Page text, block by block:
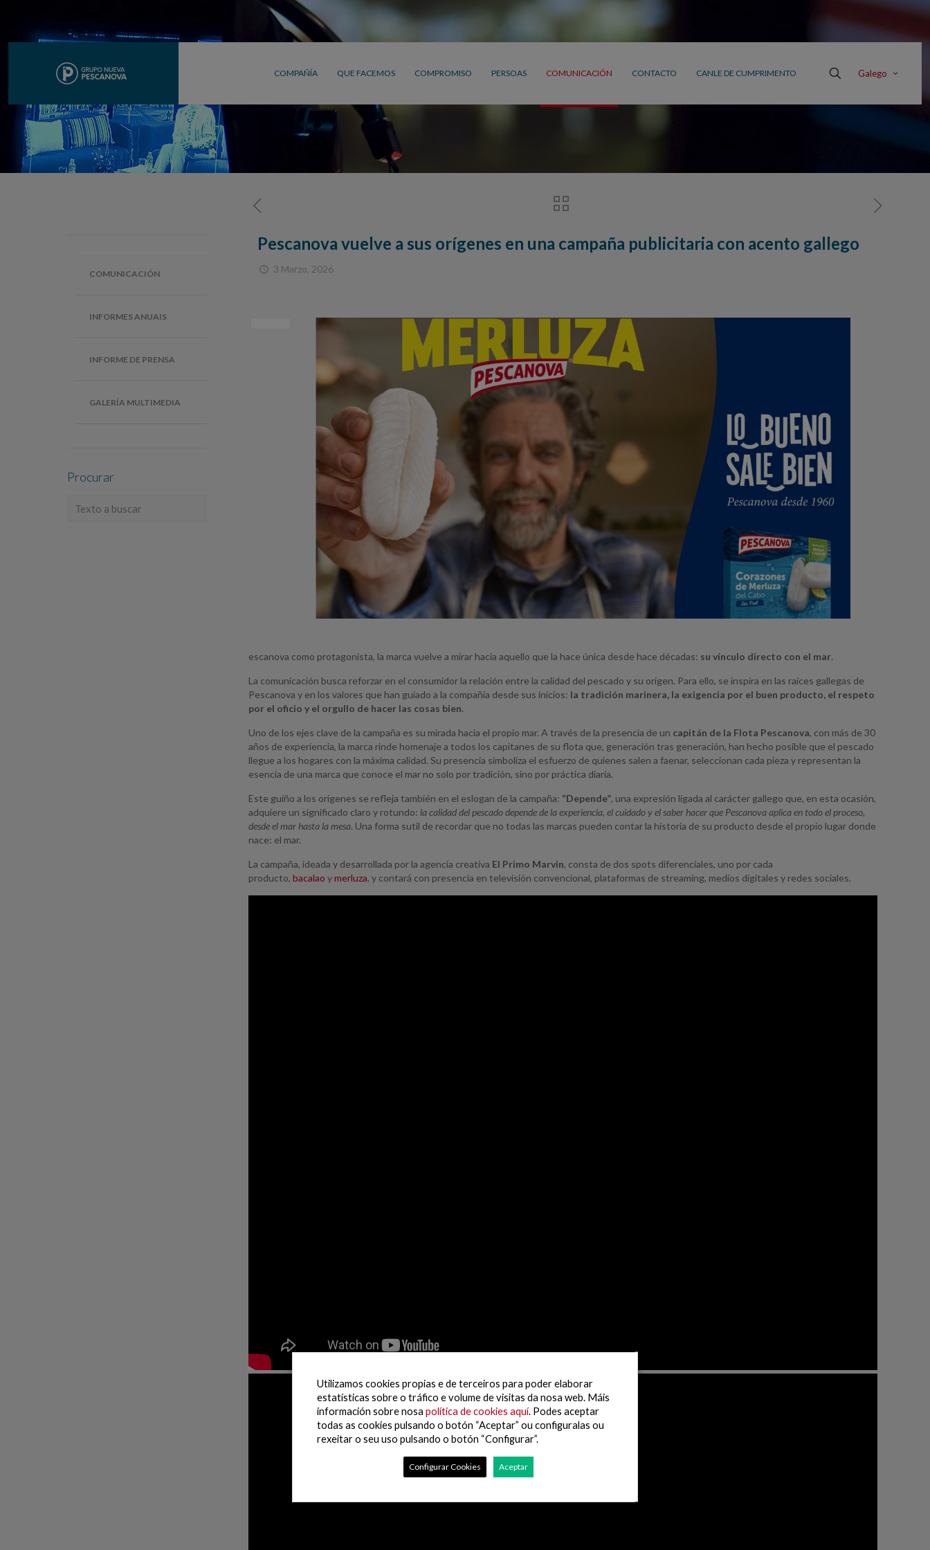
COMPAÑÍA QUE FACEMOS COMPROMISO PERSOAS COMUNICACIÓN CONTACTO CANLE DE CUMPRIMENTO Galego
Pescanova vuelve a sus orígenes en una campaña publicitaria con acento gallego
3 Marzo, 2026
escanova como protagonista, la marca vuelve a mirar hacia aquello que la hace única desde hace décadas: su vínculo directo con el mar.
La comunicación busca reforzar en el consumidor la relación entre la calidad del pescado y su origen. Para ello, se inspira en las raíces gallegas de
Pescanova y en los valores que han guiado a la compañía desde sus inicios: la tradición marinera, la exigencia por el buen producto, el respeto
por el oficio y el orgullo de hacer las cosas bien.
Uno de los ejes clave de la campaña es su mirada hacia el propio mar. A través de la presencia de un capitán de la Flota Pescanova, con más de 30
años de experiencia, la marca rinde homenaje a todos los capitanes de su flota que, generación tras generación, han hecho posible que el pescado
llegue a los hogares con la máxima calidad. Su presencia simboliza el esfuerzo de quienes salen a faenar, seleccionan cada pieza y representan la
esencia de una marca que conoce el mar no solo por tradición, sino por práctica diaria.
Este guiño a los orígenes se refleja también en el eslogan de la campaña: “Depende”, una expresión ligada al carácter gallego que, en esta ocasión,
adquiere un significado claro y rotundo: la calidad del pescado depende de la experiencia, el cuidado y el saber hacer que Pescanova aplica en todo el proceso,
desde el mar hasta la mesa. Una forma sutil de recordar que no todas las marcas pueden contar la historia de su producto desde el propio lugar donde
nace: el mar.
La campaña, ideada y desarrollada por la agencia creativa El Primo Marvin, consta de dos spots diferenciales, uno por cada
producto,bacalao ymerluza, y contará con presencia en televisión convencional, plataformas de streaming, medios digitales y redes sociales.
COMUNICACIÓN
INFORMES ANUAIS
INFORME DE PRENSA
GALERÍA MULTIMEDIA
Procurar
Utilizamos cookies propias e de terceiros para poder elaborar
estatísticas sobre o tráfico e volume de visitas da nosa web. Máis
información sobre nosa política de cookies aquí. Podes aceptar
todas as cookies pulsando o botón “Aceptar” ou configuralas ou
rexeitar o seu uso pulsando o botón “Configurar”.
Configurar Cookies Aceptar